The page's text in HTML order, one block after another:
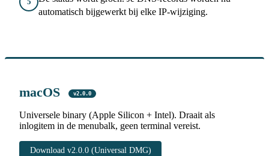
5
automatisch bijgewerkt bij elke IP-wijziging.
macOS v2.0.0
Universele binary (Apple Silicon + Intel). Draait als
inlogitem in de menubalk, geen terminal vereist.
Download v2.0.0 (Universal DMG)